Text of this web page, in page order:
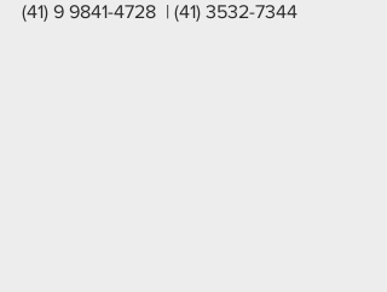
(41) 9 9841-4728  | (41) 3532-7344